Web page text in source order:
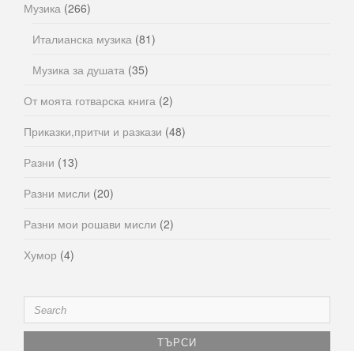
Музика (266)
Италианска музика (81)
Музика за душата (35)
От моята готварска книга (2)
Приказки,притчи и разкази (48)
Разни (13)
Разни мисли (20)
Разни мои рошави мисли (2)
Хумор (4)
Search
for: